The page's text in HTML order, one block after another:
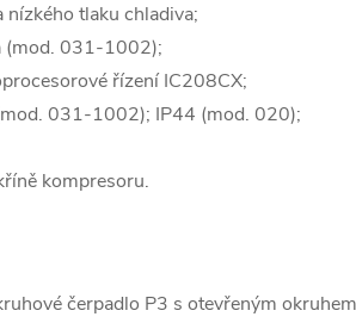
nízkého tlaku chladiva;
(mod. 031-1002);
řízení IC208CX;
031-1002); IP44 (mod. 020);
kompresoru.
čerpadlo P3 s otevřeným